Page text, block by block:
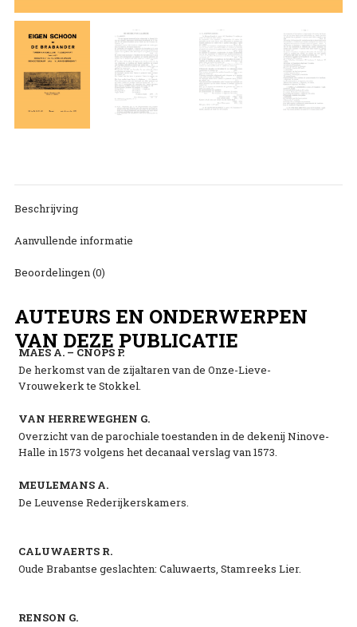
Beschrijving
Aanvullende informatie
Beoordelingen (0)
AUTEURS EN ONDERWERPEN
VAN DEZE PUBLICATIE
MAES A. – CNOPS P.
De herkomst van de zijaltaren van de Onze-Lieve-
Vrouwekerk te Stokkel.
VAN HERREWEGHEN G.
Overzicht van de parochiale toestanden in de dekenij Ninove-
Halle in 1573 volgens het decanaal verslag van 1573.
MEULEMANS A.
De Leuvense Rederijkerskamers.
CALUWAERTS R.
Oude Brabantse geslachten: Caluwaerts, Stamreeks Lier.
RENSON G.